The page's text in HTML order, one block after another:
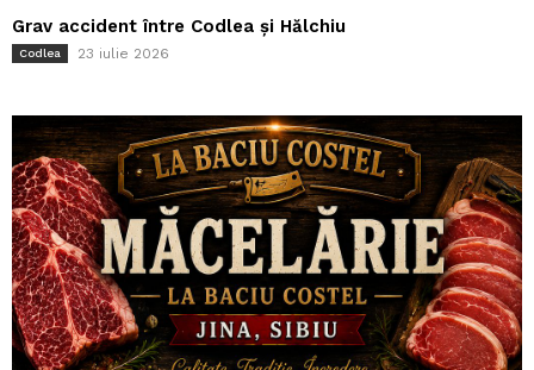
Grav accident între Codlea și Hălchiu
Codlea 23 iulie 2026